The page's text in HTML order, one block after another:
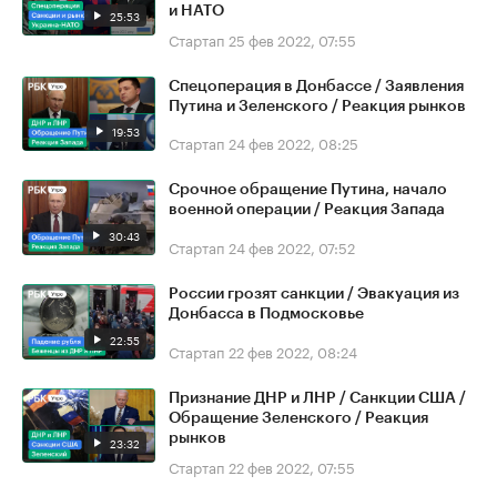
25:53
и НАТО
Стартап 25 фев 2022, 07:55
19:53
Спецоперация в Донбассе / Заявления
Путина и Зеленского / Реакция рынков
Стартап 24 фев 2022, 08:25
30:43
Срочное обращение Путина, начало
военной операции / Реакция Запада
Стартап 24 фев 2022, 07:52
22:55
России грозят санкции / Эвакуация из
Донбасса в Подмосковье
Стартап 22 фев 2022, 08:24
23:32
Признание ДНР и ЛНР / Санкции США /
Обращение Зеленского / Реакция
рынков
Стартап 22 фев 2022, 07:55